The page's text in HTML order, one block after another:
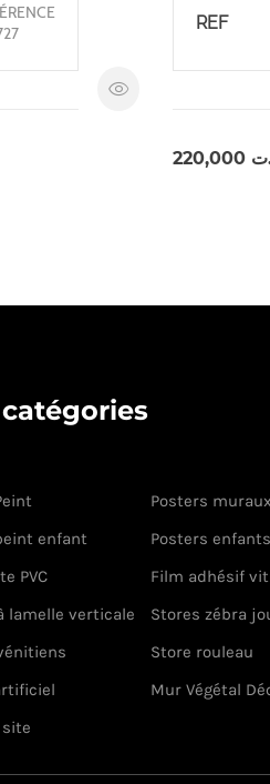
REF
Posters muraux
enfant
Posters enfants
PVC
Film adhésif
lamelle verticale
Stores zébra
Store rouleau
Mur Végétal
site